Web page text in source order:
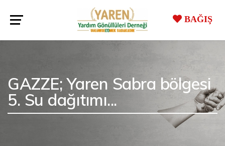
BAĞIŞ
GAZZE; Yaren Sabra bölgesi
5. Su dağıtımı...